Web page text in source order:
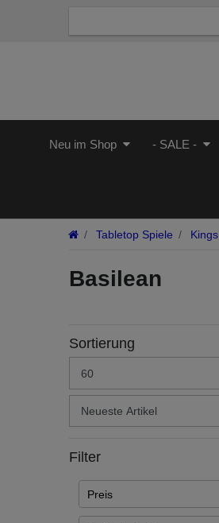
Neu im Shop - SALE -
Tabletop Spiele
Basilean
Sortierung
Filter
Preis